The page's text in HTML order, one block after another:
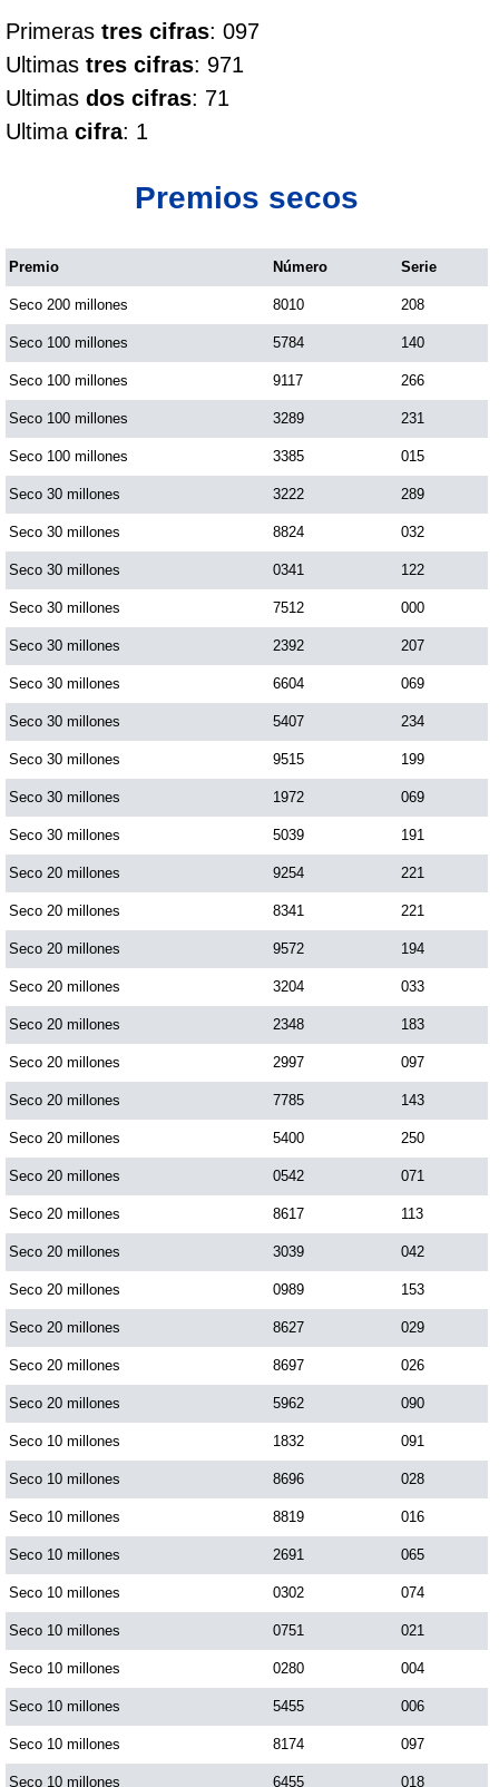
Chontico Día
Chontico Noche
Culona día
Dorado Mañana
Dorado Tarde
Dorado Noche
Fantástica Día
Fantástica Noche
Motilon Tarde
Motilon Noche
Paisita Noche
Paisita 3
Pick 3 Día
Pick 3 Noche
Pick 4 Día
Pick 4 Noche
Pijao de Oro
Saman de la suerte
Sinuano Día
Sinuano Noche
Super Chontico Noche
Primeras tres cifras: 097
Ultimas tres cifras: 971
Ultimas dos cifras: 71
Ultima cifra: 1
Premios secos
Premio Número Serie
Seco 200 millones 8010 208
Seco 100 millones 5784 140
Seco 100 millones 9117 266
Seco 100 millones 3289 231
Seco 100 millones 3385 015
Seco 30 millones 3222 289
Seco 30 millones 8824 032
Seco 30 millones 0341 122
Seco 30 millones 7512 000
Seco 30 millones 2392 207
Seco 30 millones 6604 069
Seco 30 millones 5407 234
Seco 30 millones 9515 199
Seco 30 millones 1972 069
Seco 30 millones 5039 191
Seco 20 millones 9254 221
Seco 20 millones 8341 221
Seco 20 millones 9572 194
Seco 20 millones 3204 033
Seco 20 millones 2348 183
Seco 20 millones 2997 097
Seco 20 millones 7785 143
Seco 20 millones 5400 250
Seco 20 millones 0542 071
Seco 20 millones 8617 113
Seco 20 millones 3039 042
Seco 20 millones 0989 153
Seco 20 millones 8627 029
Seco 20 millones 8697 026
Seco 20 millones 5962 090
Seco 10 millones 1832 091
Seco 10 millones 8696 028
Seco 10 millones 8819 016
Seco 10 millones 2691 065
Seco 10 millones 0302 074
Seco 10 millones 0751 021
Seco 10 millones 0280 004
Seco 10 millones 5455 006
Seco 10 millones 8174 097
Seco 10 millones 6455 018